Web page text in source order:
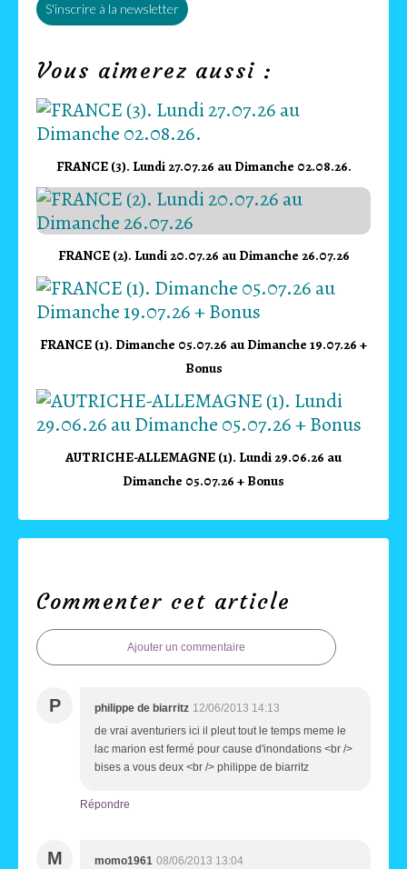
S'inscrire à la newsletter
Vous aimerez aussi :
FRANCE (3). Lundi 27.07.26 au Dimanche 02.08.26.
FRANCE (2). Lundi 20.07.26 au Dimanche 26.07.26
FRANCE (1). Dimanche 05.07.26 au Dimanche 19.07.26 +
Bonus
AUTRICHE-ALLEMAGNE (1). Lundi 29.06.26 au
Dimanche 05.07.26 + Bonus
Commenter cet article
Ajouter un commentaire
P philippe de biarritz 12/06/2013 14:13
de vrai aventuriers ici il pleut tout le temps meme le
lac marion est fermé pour cause d'inondations <br />
bises a vous deux <br /> philippe de biarritz
Répondre
M momo1961 08/06/2013 13:04